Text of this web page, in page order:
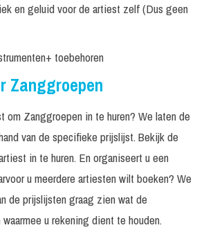
In overleg Excl. Prijs op
In overleg Excl.
techniek
Excl.
techniek aanvraag
30 minuten Incl.
monitorset
€ 1.995,
-
Vanaf €
Incl. € 3.250,
en geluid voor de artiest zelf (Dus geen
toebehoren
Zanggroepen
om Zanggroepen in te huren? We laten de
van de specifieke prijslijst. Bekijk de
in te huren. En organiseert u een
u meerdere artiesten wilt boeken? We
de prijslijsten graag zien wat de
u rekening dient te houden.